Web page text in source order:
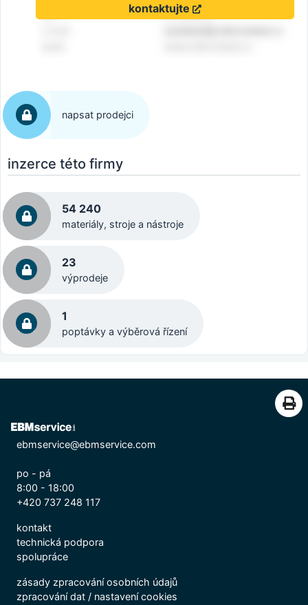
kontaktujte
napsat prodejci
inzerce této firmy
54 240
materiály, stroje a nástroje
23
výprodeje
1
poptávky a výběrová řízení
ebmservice@ebmservice.com
po - pá
8:00 - 18:00
+420 737 248 117
kontakt
technická podpora
spolupráce
zásady zpracování osobních údajů
zpracování dat/ nastavení cookies